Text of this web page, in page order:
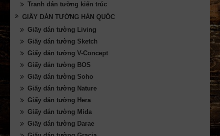
Tranh dán tường kiến trúc
GIẤY DÁN TƯỜNG HÀN QUỐC
Giấy dán tường Living
Giấy dán tường Sketch
Giấy dán tường V-Concept
Giấy dán tường BOS
Giấy dán tường Soho
Giấy dán tường Nature
Giấy dán tường Hera
Giấy dán tường Mida
Giấy dán tường Darae